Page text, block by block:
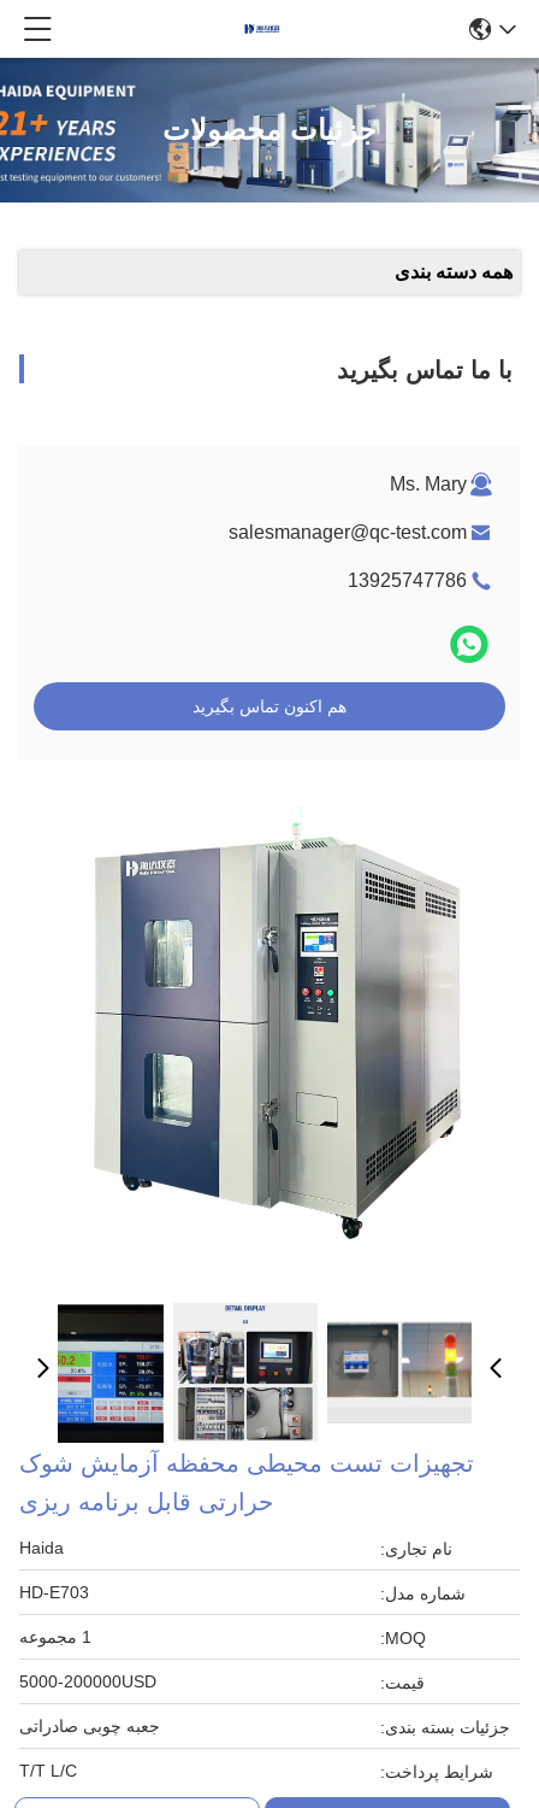
جزئیات محصولات
همه دسته بندی
با ما تماس بگیرید
Ms. Mary
salesmanager@qc-test.com
13925747786
هم اکنون تماس بگیرید
تجهیزات تست محیطی محفظه آزمایش شوک
حرارتی قابل برنامه ریزی
نام تجاری: Haida
شماره مدل: HD-E703
MOQ: 1 مجموعه
قیمت: 5000-200000USD
جزئیات بسته بندی: جعبه چوبی صادراتی
شرایط پرداخت: T/T L/C